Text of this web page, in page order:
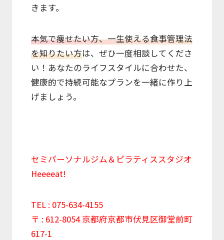
きます。
本気で痩せたい方、一生使える食事管理法
を知りたい方は、ぜひ一度相談してくださ
い！あなたのライフスタイルに合わせた、
健康的で持続可能なプランを一緒に作り上
げましょう。
セミパーソナルジム＆ピラティススタジオ
Heeeeat!
TEL : 075-634-4155
〒 : 612-8054 京都府京都市伏見区御堂前町
617-1